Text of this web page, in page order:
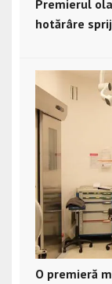
Premierul
hotărâre
O premieră